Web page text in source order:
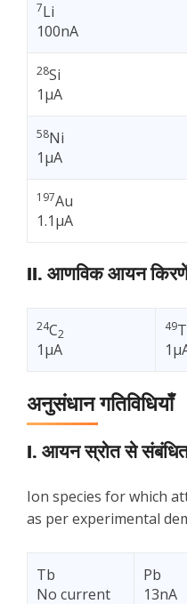
7Li
100nA
28Si
1µA
58Ni
1µA
197Au
1.1µA
II. आणविक आयन
24C2
1µA
49
अनुसंधान गतिविधियाँ
I. आयन स्रोत से
Ion species for which
as per experimental
Tb
No current
Pb
13nA